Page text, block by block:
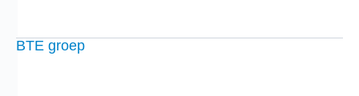
BTE groep